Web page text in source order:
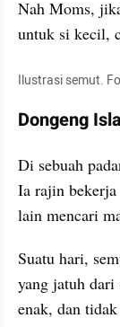
Nah Moms,
untuk si kecil,
Ilustrasi semut.
Dongeng
Di sebuah
Ia rajin
lain mencari
Suatu hari,
yang jatuh dari
enak, dan